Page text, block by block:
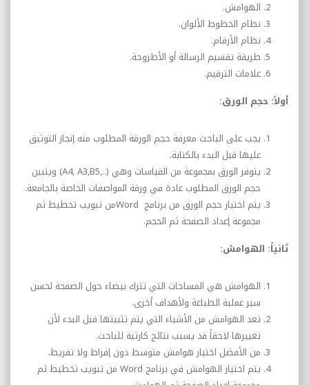
الهوامش.
نظام الخطوط الألوان.
نظام الأرقام.
طريقة تقسيم الرسالة أو الأطروحة.
علامات الترقيم.
أولاً: حجم الورق:
يجب على الباحث معرفة حجم الورقة المطلوب منه إنجاز التوثيق
عليها قبل البدء بالكتابة.
يتوفر الورق بمجموعة من القياسات وهي (A4, A3,B5,..) ويتبين
حجم الورق المطلوب عادة في ورقة المواصفات الخاصة بالجامعة.
يتم اختيار حجم الورق من برنامج Wordمن تبويب تخطيط ثم
مجموعة إعداد الصفحة ثم الحجم.
ثانياً: الهوامش:
الهوامش هي المساحات التي تترك بيضاء حول الصفحة لحسن
سير عملية الطباعة ولأهداف أخرى.
تعد الهوامش من الأشياء التي يتم تثبيتها قبل البدء لأن
تغييرها لاحقاً قد يسبب نتائج كارثية للباحث.
من الأفضل اختيار هوامش متوسط دون إفراط ولا تفريط.
يتم اختيار الهوامش في برنامج Word من تبويب تخطيط ثم